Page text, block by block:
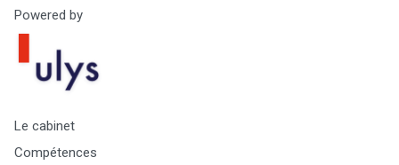
Powered by
Le cabinet
Compétences